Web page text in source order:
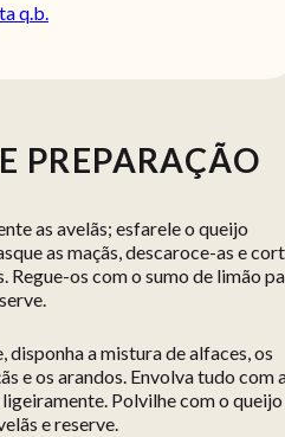
q.b.
PREPARAÇÃO
as avelãs; esfarele o queijo
as maçãs, descaroce-as e
Regue-os com o sumo de limão
disponha a mistura de alfaces, os
e os arandos. Envolva tudo com
Polvilhe com o queijo
e reserve.